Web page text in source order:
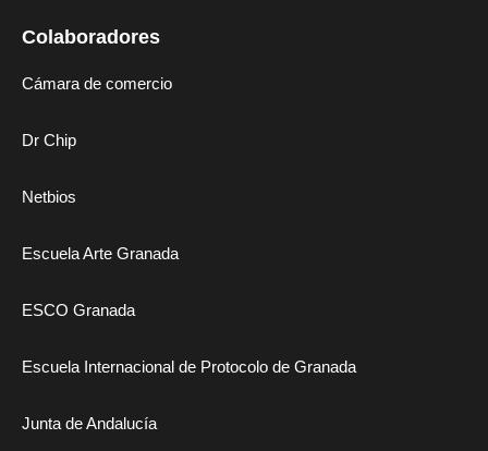
Colaboradores
Cámara de comercio
Dr Chip
Netbios
Escuela Arte Granada
ESCO Granada
Escuela Internacional de Protocolo de Granada
Junta de Andalucía